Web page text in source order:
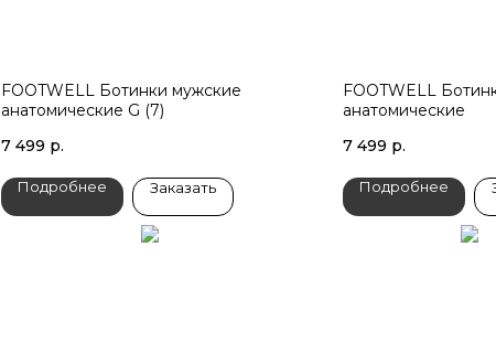
FOOTWELL Ботинки мужские
анатомические G (7)
7 499 р.
Подробнее Заказать
FOOTWELL
анатомические
7 499 р.
Подробнее